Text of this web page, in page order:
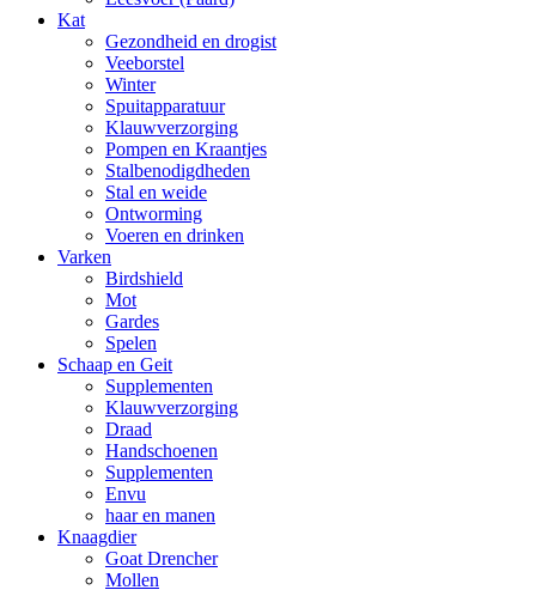
Kat
Gezondheid en drogist
Veeborstel
Winter
Spuitapparatuur
Klauwverzorging
Pompen en Kraantjes
Stalbenodigdheden
Stal en weide
Ontworming
Voeren en drinken
Varken
Birdshield
Mot
Gardes
Spelen
Schaap en Geit
Supplementen
Klauwverzorging
Draad
Handschoenen
Supplementen
Envu
haar en manen
Knaagdier
Goat Drencher
Mollen